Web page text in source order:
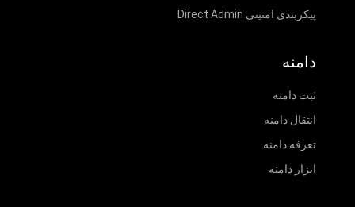
پیکربندی امنیتی Direct Admin
دامنه
ثبت دامنه
انتقال دامنه
تعرفه دامنه
ابزار دامنه